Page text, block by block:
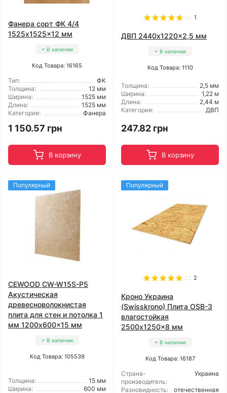
Фанера сорт ФК 4/4
1525x1525x12 мм
В наличии
Код Товара: 16165
Тип:
ФК
Толщина:
12 мм
Ширина:
1525 мм
Длина:
1525 мм
Категория:
Фанера
1 150.57 грн
В корзину
1
ДВП 2440x1220x2,5 мм
В наличии
Код Товара: 1110
Толщина:
2,5 мм
Ширина:
1,22 м
Длина:
2,44 м
Категория:
ДВП
247.82 грн
В корзину
Популярный
CEWOOD CW-W15S-P5
Акустическая
древесноволокнистая
плита для стен и потолка 1
мм 1200x600x15 мм
В наличии
Код Товара: 105539
Толщина:
15 мм
Ширина:
600 мм
Популярный
2
Кроно Украина
(Swisskrono) Плита OSB-3
влагостойкая
2500x1250x8 мм
В наличии
Код Товара: 16187
Страна-
производитель:
Украина
Разновидность:
отечественная